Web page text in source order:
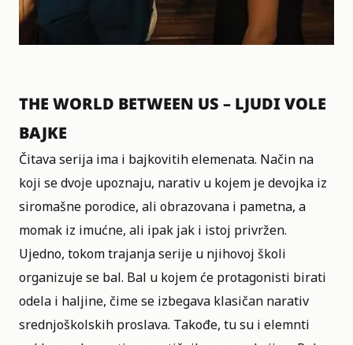
THE WORLD BETWEEN US – LJUDI VOLE
BAJKE
Čitava serija ima i bajkovitih elemenata. Način na
koji se dvoje upoznaju, narativ u kojem je devojka iz
siromašne porodice, ali obrazovana i pametna, a
momak iz imućne, ali ipak jak i istoj privržen.
Ujedno, tokom trajanja serije u njihovoj školi
organizuje se bal. Bal u kojem će protagonisti birati
odela i haljine, čime se izbegava klasičan narativ
srednjoškolskih proslava. Takođe, tu su i elemnti